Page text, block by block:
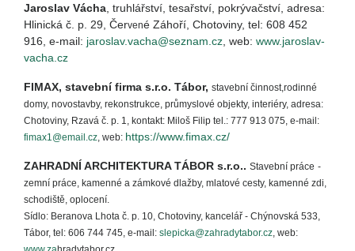
Jaroslav Vácha, truhlářství, tesařství, pokrývačství, adresa:
Hlinická č. p. 29, Červené Záhoří, Chotoviny, tel: 608 452
916, e-mail: jaroslav.vacha@seznam.cz, web: www.jaroslav-
vacha.cz
FIMAX, stavební firma s.r.o. Tábor, stavební činnost,rodinné
domy, novostavby, rekonstrukce, průmyslové objekty, interiéry, adresa:
Chotoviny, Rzavá č. p. 1, kontakt: Miloš Filip tel.: 777 913 075, e-mail:
fimax1@email.cz, web: https://www.fimax.cz/
ZAHRADNÍ ARCHITEKTURA TÁBOR s.r.o.. Stavební práce -
zemní práce, kamenné a zámkové dlažby, mlatové cesty, kamenné zdi,
schodiště, oplocení.
Sídlo: Beranova Lhota č. p. 10, Chotoviny, kancelář - Chýnovská 533,
Tábor, tel: 606 744 745, e-mail: slepicka@zahradytabor.cz, web: